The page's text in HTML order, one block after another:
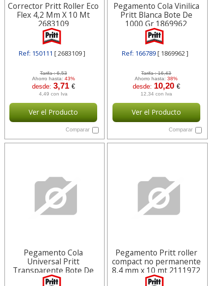
Corrector Pritt Roller Eco
Flex 4,2 Mm X 10 Mt
2683109
Ref: 150111[ 2683109 ]
Tarifa :6,53
Ahorro hasta: 43%
desde: 3,71 €
4,49 con Iva
Ver el Producto
Comparar
Pegamento Cola Vinilica
Pritt Blanca Bote De
1000 Gr 1869962
Ref: 166789[ 1869962 ]
Tarifa :16,43
Ahorro hasta:38%
desde: 10,20 €
12,34 con Iva
Ver el Producto
Comparar
Pegamento Cola
Universal Pritt
Transparente Bote De
100 Gr 1853779
Pegamento Pritt roller
compact no permanente
8,4 mm x 10 mt 2111972